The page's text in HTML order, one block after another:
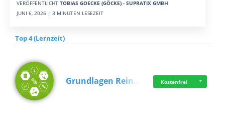
VERÖFFENTLICHT TOBIAS GOECKE (GÖCKE) - SUPRATIX GMBH
JUNI 6, 2026 | 3 MINUTEN LESEZEIT
Top 4 (Lernzeit)
Grundlagen Rein… Kostenfrei